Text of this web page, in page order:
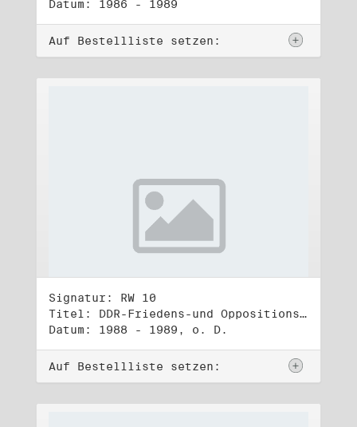
Datum: 1986 - 1989
Auf Bestellliste setzen:
Signatur: RW 10
Titel: DDR-Friedens-und Oppositionsbewegung (3)
Datum: 1988 - 1989, o. D.
Auf Bestellliste setzen: